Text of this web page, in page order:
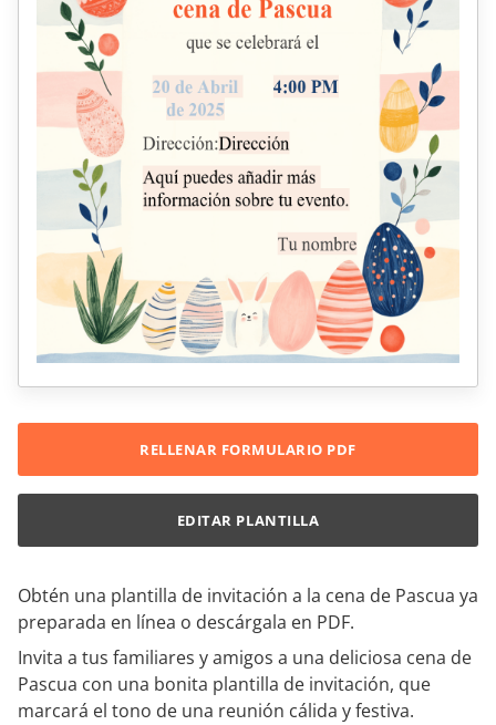
Obtén una plantilla de invitación a la cena de Pascua ya
preparada en línea o descárgala en PDF.
Invita a tus familiares y amigos a una deliciosa cena de
Pascua con una bonita plantilla de invitación, que
marcará el tono de una reunión cálida y festiva.
RELLENAR FORMULARIO PDF
EDITAR PLANTILLA